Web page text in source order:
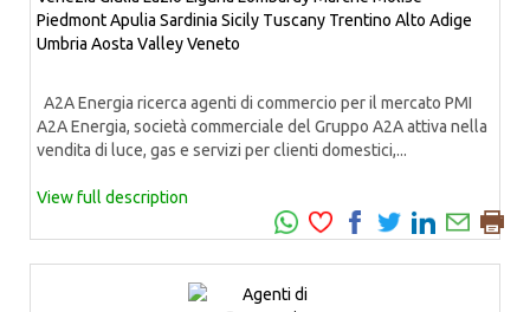
PiedmontApulia Sardinia Sicily Tuscany Trentino Alto Adige
Umbria Aosta ValleyVeneto
A2A Energia ricerca agenti di commercio per il mercato PMI
A2A Energia, società commerciale del Gruppo A2A attiva nella
vendita di luce, gas e servizi per clienti domestici,...
View full description